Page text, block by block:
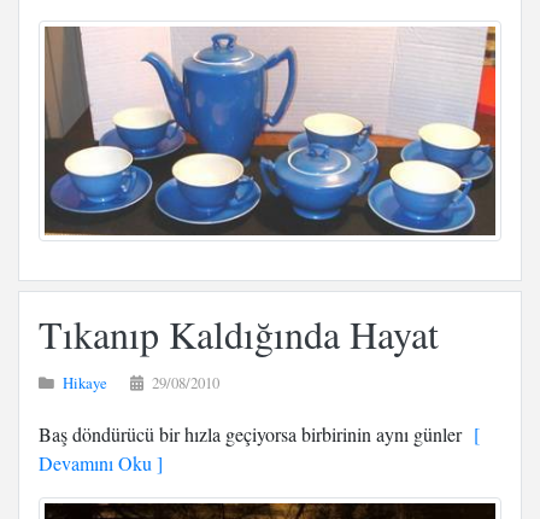
Tıkanıp Kaldığında Hayat
Hikaye 29/08/2010
Baş döndürücü bir hızla geçiyorsa birbirinin aynı günler[
Devamını Oku ]